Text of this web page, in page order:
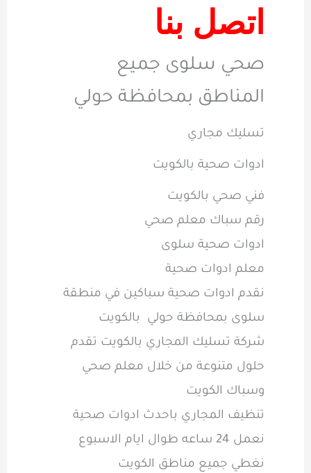
اتصل بنا
صحي سلوى جميع
المناطق بمحافظة حولي
تسليك مجاري
ادوات صحية بالكويت
فني صحي بالكويت
رقم سباك معلم صحي
ادوات صحية سلوى
معلم ادوات صحية
نقدم ادوات صحية سباكين في منطقة
سلوى بمحافظة حولي بالكويت
شركة تسليك المجاري بالكويت تقدم
حلول متنوعة من خلال معلم صحي
وسباك الكويت
تنظيف المجاري باحدث ادوات صحية
نعمل 24 ساعه طوال ايام الاسبوع
نغطي جميع مناطق الكويت